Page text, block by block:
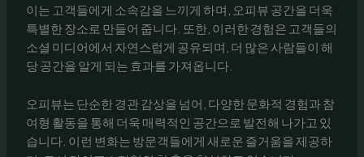
이는 고객들에게 소속감을 느끼게 하며, 오피뷰 공간을 더욱
특별한 장소로 만들어 줍니다. 또한, 이러한 경험은 고객들의
소셜 미디어에서 자연스럽게 공유되며, 더 많은 사람들이 해
당 공간을 알게 되는 효과를 가져옵니다.
오피뷰는 단순한 경관 감상을 넘어, 다양한 문화적 경험과 참
여형 활동을 통해 더욱 매력적인 공간으로 발전해 나가고 있
습니다. 이런 변화는 방문객들에게 새로운 즐거움을 제공하